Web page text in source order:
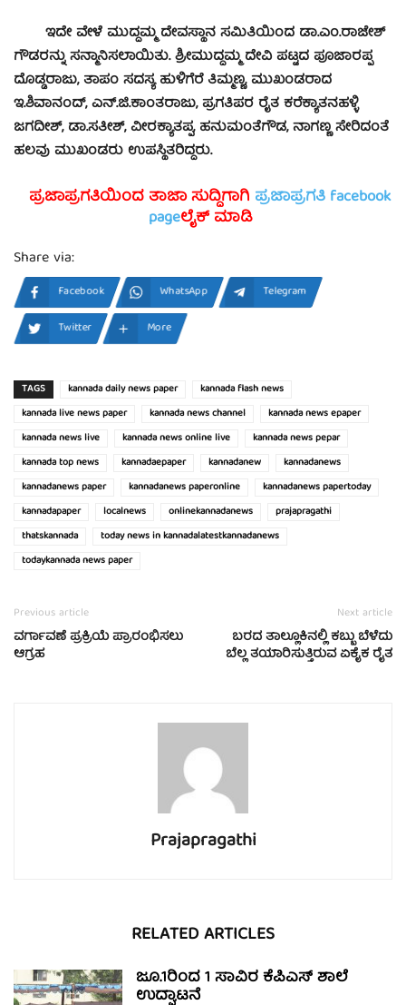
ಇದೇ ವೇಳೆ ಮುದ್ದಮ್ಮ ದೇವಸ್ಥಾನ ಸಮಿತಿಯಿಂದ ಡಾ.ಎಂ.ರಾಜೇಶ್
ಗೌಡರನ್ನು ಸನ್ಮಾನಿಸಲಾಯಿತು. ಶ್ರೀಮುದ್ದಮ್ಮ ದೇವಿ ಪಟ್ಟದ ಪೂಜಾರಪ್ಪ
ದೊಡ್ಡರಾಜು, ತಾಪಂ ಸದಸ್ಯ ಹುಳಿಗೆರೆ ತಿಮ್ಮಣ್ಣ, ಮುಖಂಡರಾದ
ಇ.ಶಿವಾನಂದ್, ಎನ್.ಜಿ.ಕಾಂತರಾಜು, ಪ್ರಗತಿಪರ ರೈತ ಕರೆಕ್ಯಾತನಹಳ್ಳಿ
ಜಗದೀಶ್, ಡಾ.ಸತೀಶ್, ವೀರಕ್ಯಾತಪ್ಪ, ಹನುಮಂತೆಗೌಡ, ನಾಗಣ್ಣ ಸೇರಿದಂತೆ
ಹಲವು ಮುಖಂಡರು ಉಪಸ್ಥಿತರಿದ್ದರು.
ಪ್ರಜಾಪ್ರಗತಿಯಿಂದ ತಾಜಾ ಸುದ್ದಿಗಾಗಿ ಪ್ರಜಾಪ್ರಗತಿ facebook
pageಲೈಕ್ ಮಾಡಿ
Share via:
Facebook WhatsApp
Telegram
Twitter
More
TAGS kannada daily news paper
kannada flash news
kannada live news paper
kannada news channel
kannada news epaper
kannada news live
kannada news online live
kannada news pepar
kannada top news
kannadaepaper kannadanew
kannadanews
kannadanews paper
kannadanews paperonline
kannadanews papertoday
kannadapaper
localnews onlinekannadanews
prajapragathi
thatskannada
today news in kannadalatestkannadanews
todaykannada news paper
Previous article
ವರ್ಗಾವಣೆ ಪ್ರಕ್ರಿಯೆ ಪ್ರಾರಂಭಿಸಲು
ಆಗ್ರಹ
Next article
ಬರದ ತಾಲ್ಲೂಕಿನಲ್ಲಿ ಕಬ್ಬು ಬೆಳೆದು
ಬೆಲ್ಲ ತಯಾರಿಸುತ್ತಿರುವ ಏಕೈಕ ರೈತ
Prajapragathi
RELATED ARTICLES
ಜೂ.1ರಿಂದ 1 ಸಾವಿರ ಕೆಪಿಎಸ್ ಶಾಲೆ
ಉದ್ಘಾಟನೆ